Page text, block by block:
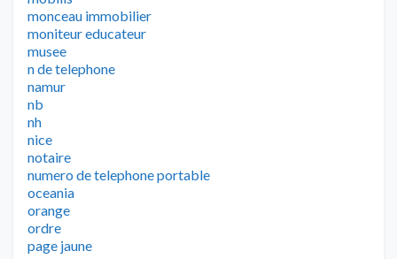
monceau immobilier
moniteur educateur
musee
n de telephone
namur
nb
nh
nice
notaire
numero de telephone portable
oceania
orange
ordre
page jaune